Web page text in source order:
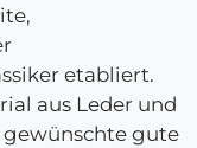
etabliert.
aus Leder und
gute